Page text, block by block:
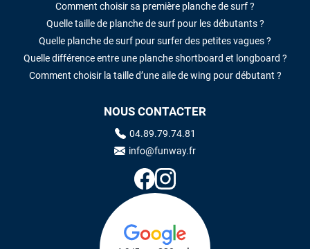
Comment choisir sa première planche de surf ?
Quelle taille de planche de surf pour les débutants ?
Quelle planche de surf pour surfer des petites vagues ?
Quelle différence entre une planche shortboard et longboard ?
Comment choisir la taille d’une aile de wing pour débutant ?
NOUS CONTACTER
04.89.79.74.81
info@funway.fr